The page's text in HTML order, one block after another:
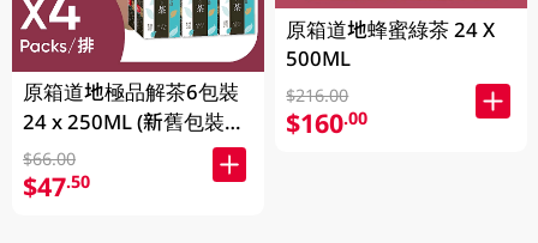
原箱道地極品解茶6包裝
24 x 250ML (新舊包裝隨
機發貨)
$66.00
$47.50
原箱道地蜂蜜綠茶 24 X
500ML
$216.00
$160.00